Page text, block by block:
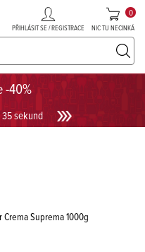
-40%
34 sekund
PŘIHLÁSIT SE / REGISTRACE NIC TU NECINKÁ
0
UKÁZAT PROSECCO
Crema Suprema 1000g